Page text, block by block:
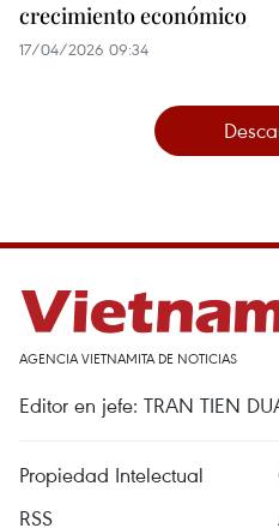
crecimiento económico
17/04/2026 09:34
AGENCIA VIETNAMITA DE NOTICIAS
Editor en jefe: TRAN TIEN
Propiedad Intelectual
RSS